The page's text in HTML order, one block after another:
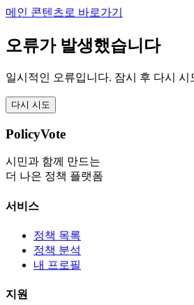
메인 콘텐츠로 바로가기
오류가 발생했습니다
일시적인 오류입니다. 잠시 후 다시 시
다시 시도
PolicyVote
시민과 함께 만드는
더 나은 정책 플랫폼
서비스
정책 목록
정책 분석
내 프로필
지원